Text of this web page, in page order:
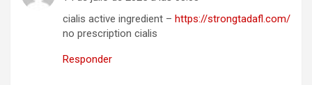
cialis active ingredient – https://strongtadafl.com/
no prescription cialis
Responder